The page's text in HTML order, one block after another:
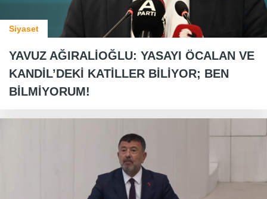
Siyaset
YAVUZ AĞIRALİOĞLU: YASAYI ÖCALAN VE
KANDİL’DEKİ KATİLLER BİLİYOR; BEN
BİLMİYORUM!